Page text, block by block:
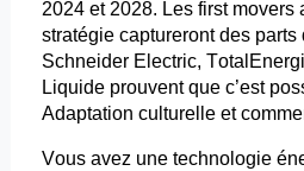
2024 et 2028. Les first movers
stratégie captureront des parts
Schneider Electric,
Liquide prouvent que c’est
Adaptation culturelle et
Vous avez une technologie